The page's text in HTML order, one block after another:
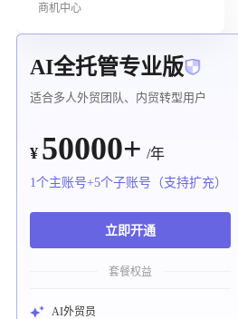
商机中心
AI全托管专业版
适合多人外贸团队、内贸转型用户
¥ 50000+ /年
1个主账号+5个子账号（支持扩充）
立即开通
套餐权益
AI外贸员